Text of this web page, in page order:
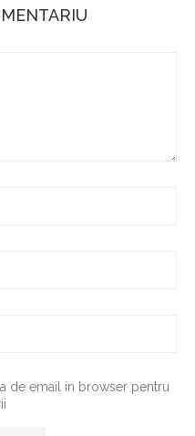
de email in browser pentru